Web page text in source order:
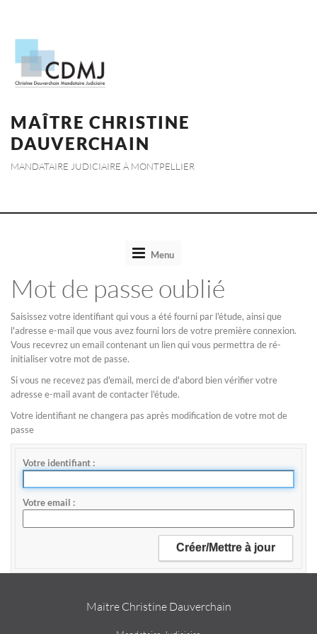
MAÎTRE CHRISTINE
DAUVERCHAIN
MANDATAIRE JUDICIAIRE À MONTPELLIER
ToggleMenu
Mot de passe oublié
Saisissez votre identifiant qui vous a été fourni par l'étude, ainsi que
l'adresse e-mail que vous avez fourni lors de votre première connexion.
Vous recevrez un email contenant un lien qui vous permettra de ré-
initialiser votre mot de passe.
Si vous ne recevez pas d'email, merci de d'abord bien vérifier votre
adresse e-mail avant de contacter l'étude.
Votre identifiant ne changera pas après modification de votre mot de
passe
Votre identifiant
Votre email
Maitre Christine Dauverchain